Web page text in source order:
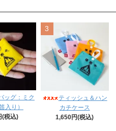
ッグ：ミク
入り）
(税込)
3
ティッシュ＆ハン
カチケース
1,650円(税込)